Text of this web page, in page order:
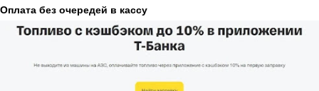
Оплата без очередей в кассу